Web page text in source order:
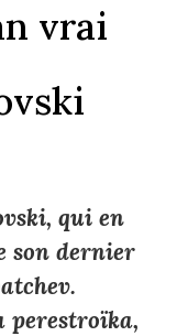
vrai
qui en
son dernier
perestroïka,